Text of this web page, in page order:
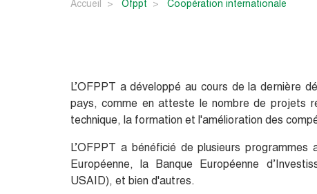
Accueil ofppt coopération internationale
L’OFPPT a développé au cours de la dernière
pays, comme en atteste le nombre de projets
technique, la formation et l'amélioration des
L’OFPPT a bénéficié de plusieurs
Européenne, la Banque Européenne
USAID), et bien d'autres.